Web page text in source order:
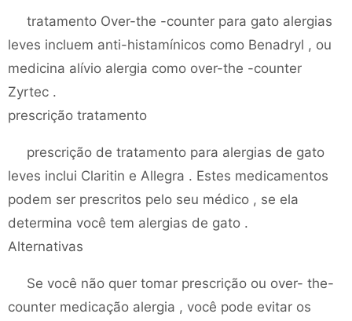
tratamento Over-the -counter para gato alergias
leves incluem anti-histamínicos como Benadryl , ou
medicina alívio alergia como over-the -counter
Zyrtec .
prescrição tratamento
prescrição de tratamento para alergias de gato
leves inclui Claritin e Allegra . Estes medicamentos
podem ser prescritos pelo seu médico , se ela
determina você tem alergias de gato .
Alternativas
Se você não quer tomar prescrição ou over- the-
counter medicação alergia , você pode evitar os